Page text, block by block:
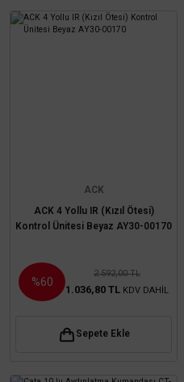
ACK
ACK 4 Yollu IR (Kızıl Ötesi)
Kontrol Ünitesi Beyaz AY30-00170
%60
2.592,00 TL
1.036,80 TL KDV DAHİL
Sepete Ekle